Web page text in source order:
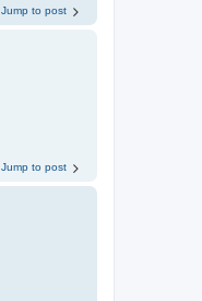
Jump to post
Jump to post